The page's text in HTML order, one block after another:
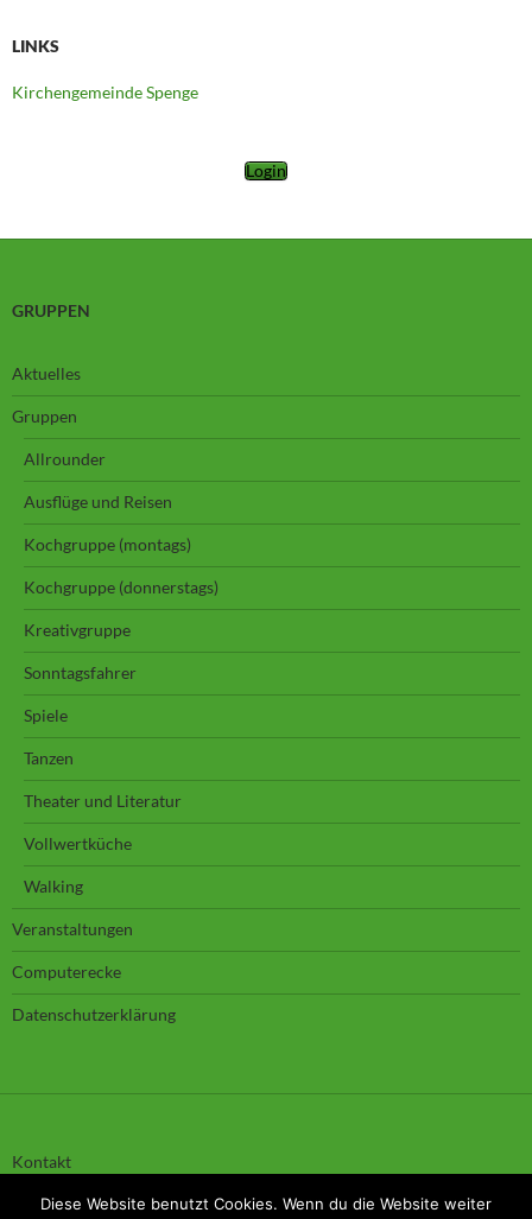
LINKS
Kirchengemeinde Spenge
Login
GRUPPEN
Aktuelles
Gruppen
Allrounder
Ausflüge und Reisen
Kochgruppe (montags)
Kochgruppe (donnerstags)
Kreativgruppe
Sonntagsfahrer
Spiele
Tanzen
Theater und Literatur
Vollwertküche
Walking
Veranstaltungen
Computerecke
Datenschutzerklärung
Kontakt
Haftungsausschluss
Diese Website benutzt Cookies. Wenn du die Website weiter